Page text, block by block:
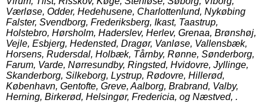
Værløse, Odder, Hedehusene, Charlottenlund, Nykøbing
Falster, Svendborg, Frederiksberg, Ikast, Taastrup,
Holstebro, Hørsholm, Haderslev, Herlev, Grenaa, Brønshøj,
Vejle, Esbjerg, Hedensted, Dragør, Vanløse, Vallensbæk,
Horsens, Rudersdal, Holbæk, Tårnby, Rønne, Sønderborg,
Farum, Varde, Nørresundby, Ringsted, Hvidovre, Jyllinge,
Skanderborg, Silkeborg, Lystrup, Rødovre, Hillerød,
København, Gentofte, Greve, Aalborg, Brabrand, Valby,
Herning, Birkerød, Helsingør, Fredericia, og Næstved, .